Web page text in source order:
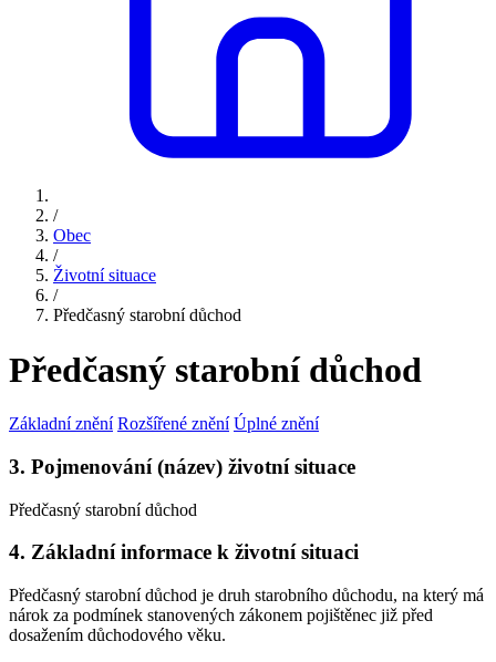
/
Obec
/
Životní situace
/
Předčasný starobní důchod
Předčasný starobní důchod
Základní znění Rozšířené znění Úplné znění
3. Pojmenování (název) životní situace
Předčasný starobní důchod
4. Základní informace k životní situaci
Předčasný starobní důchod je druh starobního důchodu, na který má
nárok za podmínek stanovených zákonem pojištěnec již před
dosažením důchodového věku.